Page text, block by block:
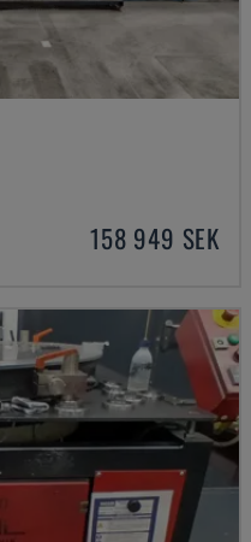
158 949 SEK